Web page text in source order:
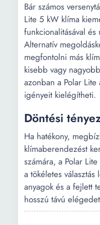
Bár számos
Lite 5 kW klíma
funkcionalitásával
Alternatív
megfontolni más
kisebb vagy
azonban a Polar
igényeit kielégítheti.
Döntési
Ha hatékony,
klímaberendezést
számára, a Polar
a tökéletes
anyagok és a fejlett
hosszú távú